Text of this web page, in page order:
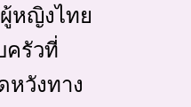
หญิงไทย
ครัวที่
หวังทาง